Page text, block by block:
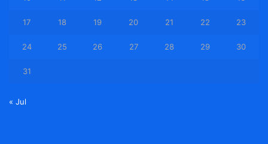
17 18 19 20 21 22 23
24 25 26 27 28 29 30
31
« Jul